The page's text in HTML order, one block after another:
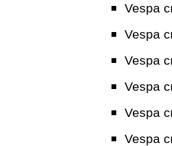
Vespa
Vespa
Vespa
Vespa
Vespa
Vespa